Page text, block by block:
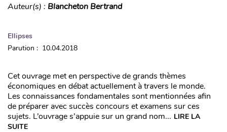
Auteur(s) : Blancheton Bertrand
Ellipses
Parution : 10.04.2018
Cet ouvrage met en perspective de grands thèmes
économiques en débat actuellement à travers le monde.
Les connaissances fondamentales sont mentionnées afin
de préparer avec succès concours et examens sur ces
sujets. L’ouvrage s’appuie sur un grand nom... LIRE LA
SUITE